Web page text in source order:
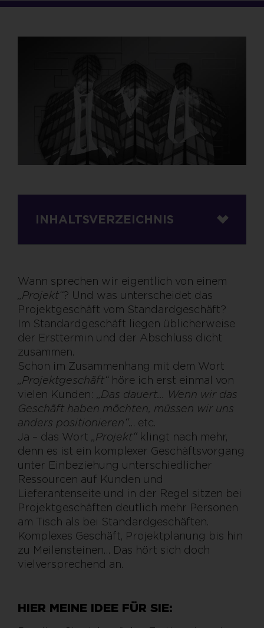
INHALTSVERZEICHNIS
Wann sprechen wir eigentlich von einem
„Projekt“? Und was unterscheidet das
Projektgeschäft vom Standardgeschäft?
Im Standardgeschäft liegen üblicherweise
der Ersttermin und der Abschluss dicht
zusammen.
Schon im Zusammenhang mit dem Wort
„Projektgeschäft“ höre ich erst einmal von
vielen Kunden: „Das dauert… Wenn wir das
Geschäft haben möchten, müssen wir uns
anders positionieren“… etc.
Ja – das Wort „Projekt“ klingt nach mehr,
denn es ist ein komplexer Geschäftsvorgang
unter Einbeziehung unterschiedlicher
Ressourcen auf Kunden und
Lieferantenseite und in der Regel sitzen bei
Projektgeschäften deutlich mehr Personen
am Tisch als bei Standardgeschäften.
Komplexes Geschäft, Projektplanung bis hin
zu Meilensteinen… Das hört sich doch
vielversprechend an.
HIER MEINE IDEE FÜR SIE: